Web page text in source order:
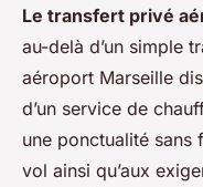
Le transfert privé
au-delà d’un simple
aéroport Marseille
d’un service de
une ponctualité sans
vol ainsi qu’aux